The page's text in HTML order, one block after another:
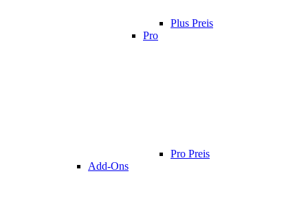
Plus Preis
Pro
Pro Preis
Add-Ons